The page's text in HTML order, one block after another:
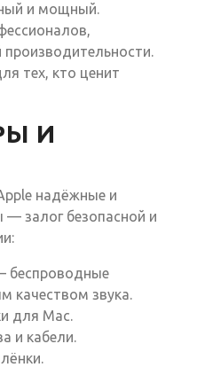
и мощный.
тех, кто ценит
И
надёжные и
— залог безопасной и
беспроводные
качеством звука.
для Mac.
и кабели.